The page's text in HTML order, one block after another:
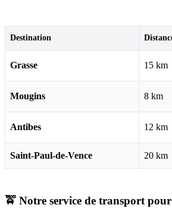
Destination
Grasse 15 km
Mougins 8 km
Antibes 12 km
Saint-Paul-de-Vence 20 km
🚖 Notre service de transport